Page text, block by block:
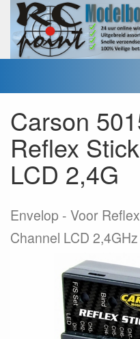
Carson
Reflex
LCD 2,4G
Envelop
Voor
Channel LCD